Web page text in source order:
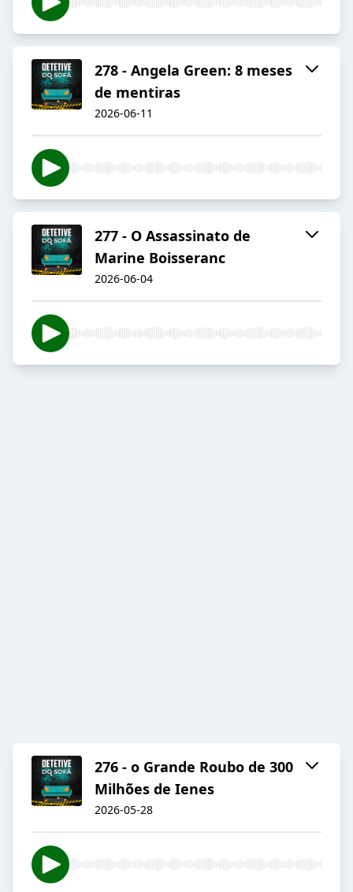
278 - Angela Green: 8 meses
de mentiras
2026-06-11
277 - O Assassinato de
Marine Boisseranc
2026-06-04
276 - o Grande Roubo de 300
Milhões de Ienes
2026-05-28